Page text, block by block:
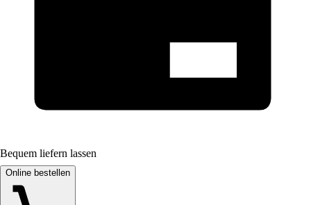
Bequem liefern lassen
Online bestellen